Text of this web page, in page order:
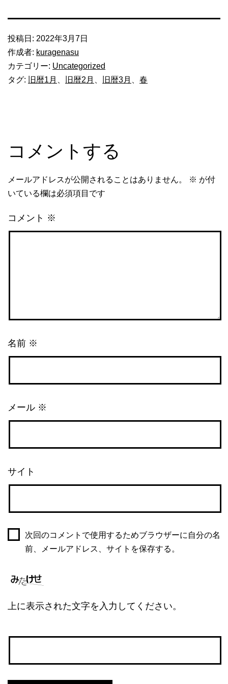
投稿日: 2022年3月7日
作成者: kuragenasu
カテゴリー: Uncategorized
タグ:
旧暦1月 旧暦2月 旧暦3月 春
コメントする
メールアドレスが公開されることはありません。 ※ が付
いている欄は必須項目です
コメント ※
名前 ※
メール ※
サイト
次回のコメントで使用するためブラウザーに自分の名
前、メールアドレス、サイトを保存する。
上に表示された文字を入力してください。